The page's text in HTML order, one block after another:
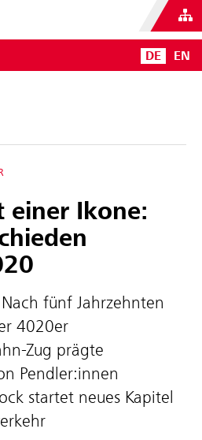
DE EN
einer Ikone:
fünf Jahrzehnten
4020er
Zug prägte
Pendler:innen
startet neues Kapitel